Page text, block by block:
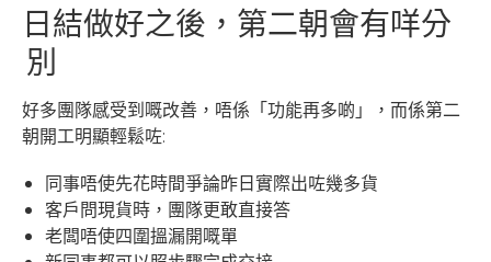
日結做好之後，第二朝會有咩分
別
好多團隊感受到嘅改善，唔係「功能再多啲」，而係第二
朝開工明顯輕鬆咗:
同事唔使先花時間爭論昨日實際出咗幾多貨
客戶問現貨時，團隊更敢直接答
老闆唔使四圍搵漏開嘅單